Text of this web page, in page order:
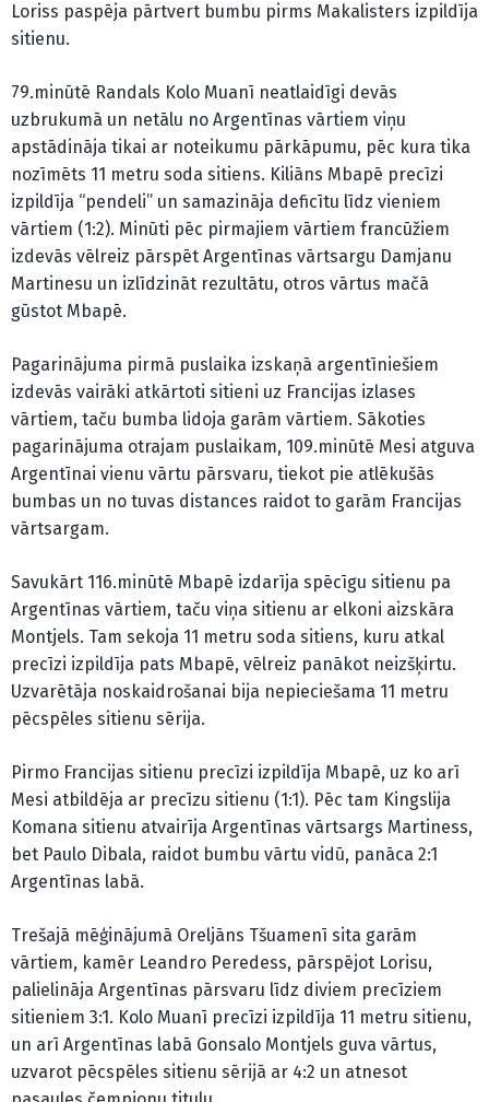
Loriss paspēja pārtvert bumbu pirms Makalisters izpildīja
sitienu.
79.minūtē Randals Kolo Muanī neatlaidīgi devās
uzbrukumā un netālu no Argentīnas vārtiem viņu
apstādināja tikai ar noteikumu pārkāpumu, pēc kura tika
nozīmēts 11 metru soda sitiens. Kiliāns Mbapē precīzi
izpildīja “pendeli” un samazināja deficītu līdz vieniem
vārtiem (1:2). Minūti pēc pirmajiem vārtiem francūžiem
izdevās vēlreiz pārspēt Argentīnas vārtsargu Damjanu
Martinesu un izlīdzināt rezultātu, otros vārtus mačā
gūstot Mbapē.
Pagarinājuma pirmā puslaika izskaņā argentīniešiem
izdevās vairāki atkārtoti sitieni uz Francijas izlases
vārtiem, taču bumba lidoja garām vārtiem. Sākoties
pagarinājuma otrajam puslaikam, 109.minūtē Mesi atguva
Argentīnai vienu vārtu pārsvaru, tiekot pie atlēkušās
bumbas un no tuvas distances raidot to garām Francijas
vārtsargam.
Savukārt 116.minūtē Mbapē izdarīja spēcīgu sitienu pa
Argentīnas vārtiem, taču viņa sitienu ar elkoni aizskāra
Montjels. Tam sekoja 11 metru soda sitiens, kuru atkal
precīzi izpildīja pats Mbapē, vēlreiz panākot neizšķirtu.
Uzvarētāja noskaidrošanai bija nepieciešama 11 metru
pēcspēles sitienu sērija.
Pirmo Francijas sitienu precīzi izpildīja Mbapē, uz ko arī
Mesi atbildēja ar precīzu sitienu (1:1). Pēc tam Kingslija
Komana sitienu atvairīja Argentīnas vārtsargs Martiness,
bet Paulo Dibala, raidot bumbu vārtu vidū, panāca 2:1
Argentīnas labā.
Trešajā mēģinājumā Oreljāns Tšuamenī sita garām
vārtiem, kamēr Leandro Peredess, pārspējot Lorisu,
palielināja Argentīnas pārsvaru līdz diviem precīziem
sitieniem 3:1. Kolo Muanī precīzi izpildīja 11 metru sitienu,
un arī Argentīnas labā Gonsalo Montjels guva vārtus,
uzvarot pēcspēles sitienu sērijā ar 4:2 un atnesot